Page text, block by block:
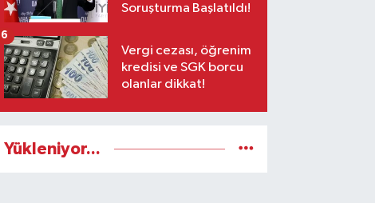
Soruşturma Başlatıldı!
Vergi cezası, öğrenim
kredisi ve SGK borcu
olanlar dikkat!
6
Yükleniyor...